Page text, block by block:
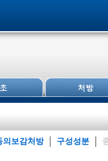
의보감처방 구성성분